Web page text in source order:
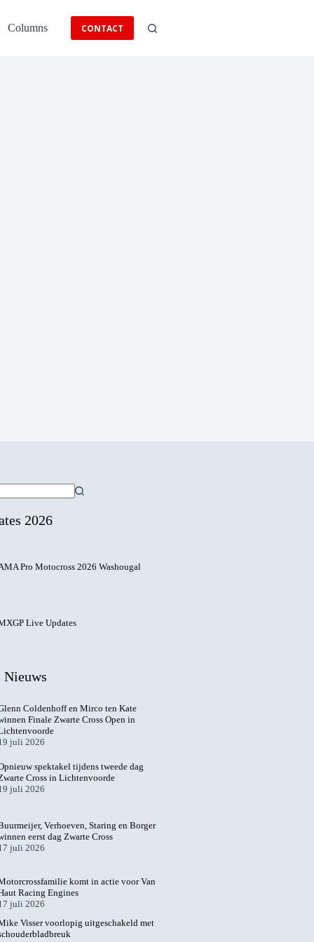
Columns CONTACT
2026
Pro Motocross 2026 Washougal
Live Updates
Nieuws
Coldenhoff en Mirco ten Kate
Finale Zwarte Cross Open in
juli 2026
spektakel tijdens tweede dag
Cross in Lichtenvoorde
juli 2026
Verhoeven, Staring en Borger
eerst dag Zwarte Cross
juli 2026
komt in actie voor Van
Racing Engines
juli 2026
Visser voorlopig uitgeschakeld met